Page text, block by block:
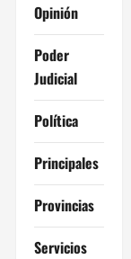
Opinión
Poder
Judicial
Política
Principales
Provincias
Servicios